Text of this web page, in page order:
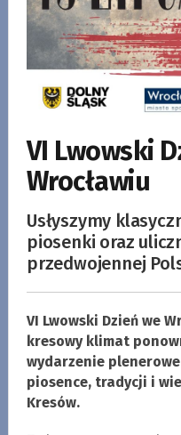
VI Lwowski
Wrocławiu
Usłyszymy
piosenki oraz
przedwojennej
VI Lwowski Dzień we
kresowy klimat
wydarzenie
piosence, tradycji i
Kresów.